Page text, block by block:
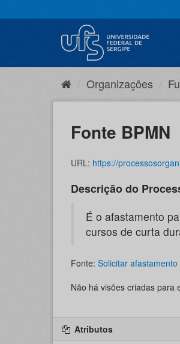
para
Organizações
Fonte BPMN
URL: https://
Descrição do
É o afastamento
cursos de curta
Fonte: Solicitar
Não há visões criadas para
Atributos